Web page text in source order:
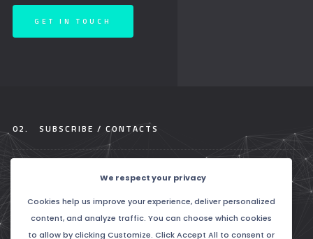
GET IN TOUCH
02. SUBSCRIBE / CONTACTS
PHONE :
+27824409174
INFO@HOOPIL.COM
We respect your privacy
Cookies help us improve your experience, deliver personalized
content, and analyze traffic. You can choose which cookies
to allow by clicking Customize. Click Accept All to consent or